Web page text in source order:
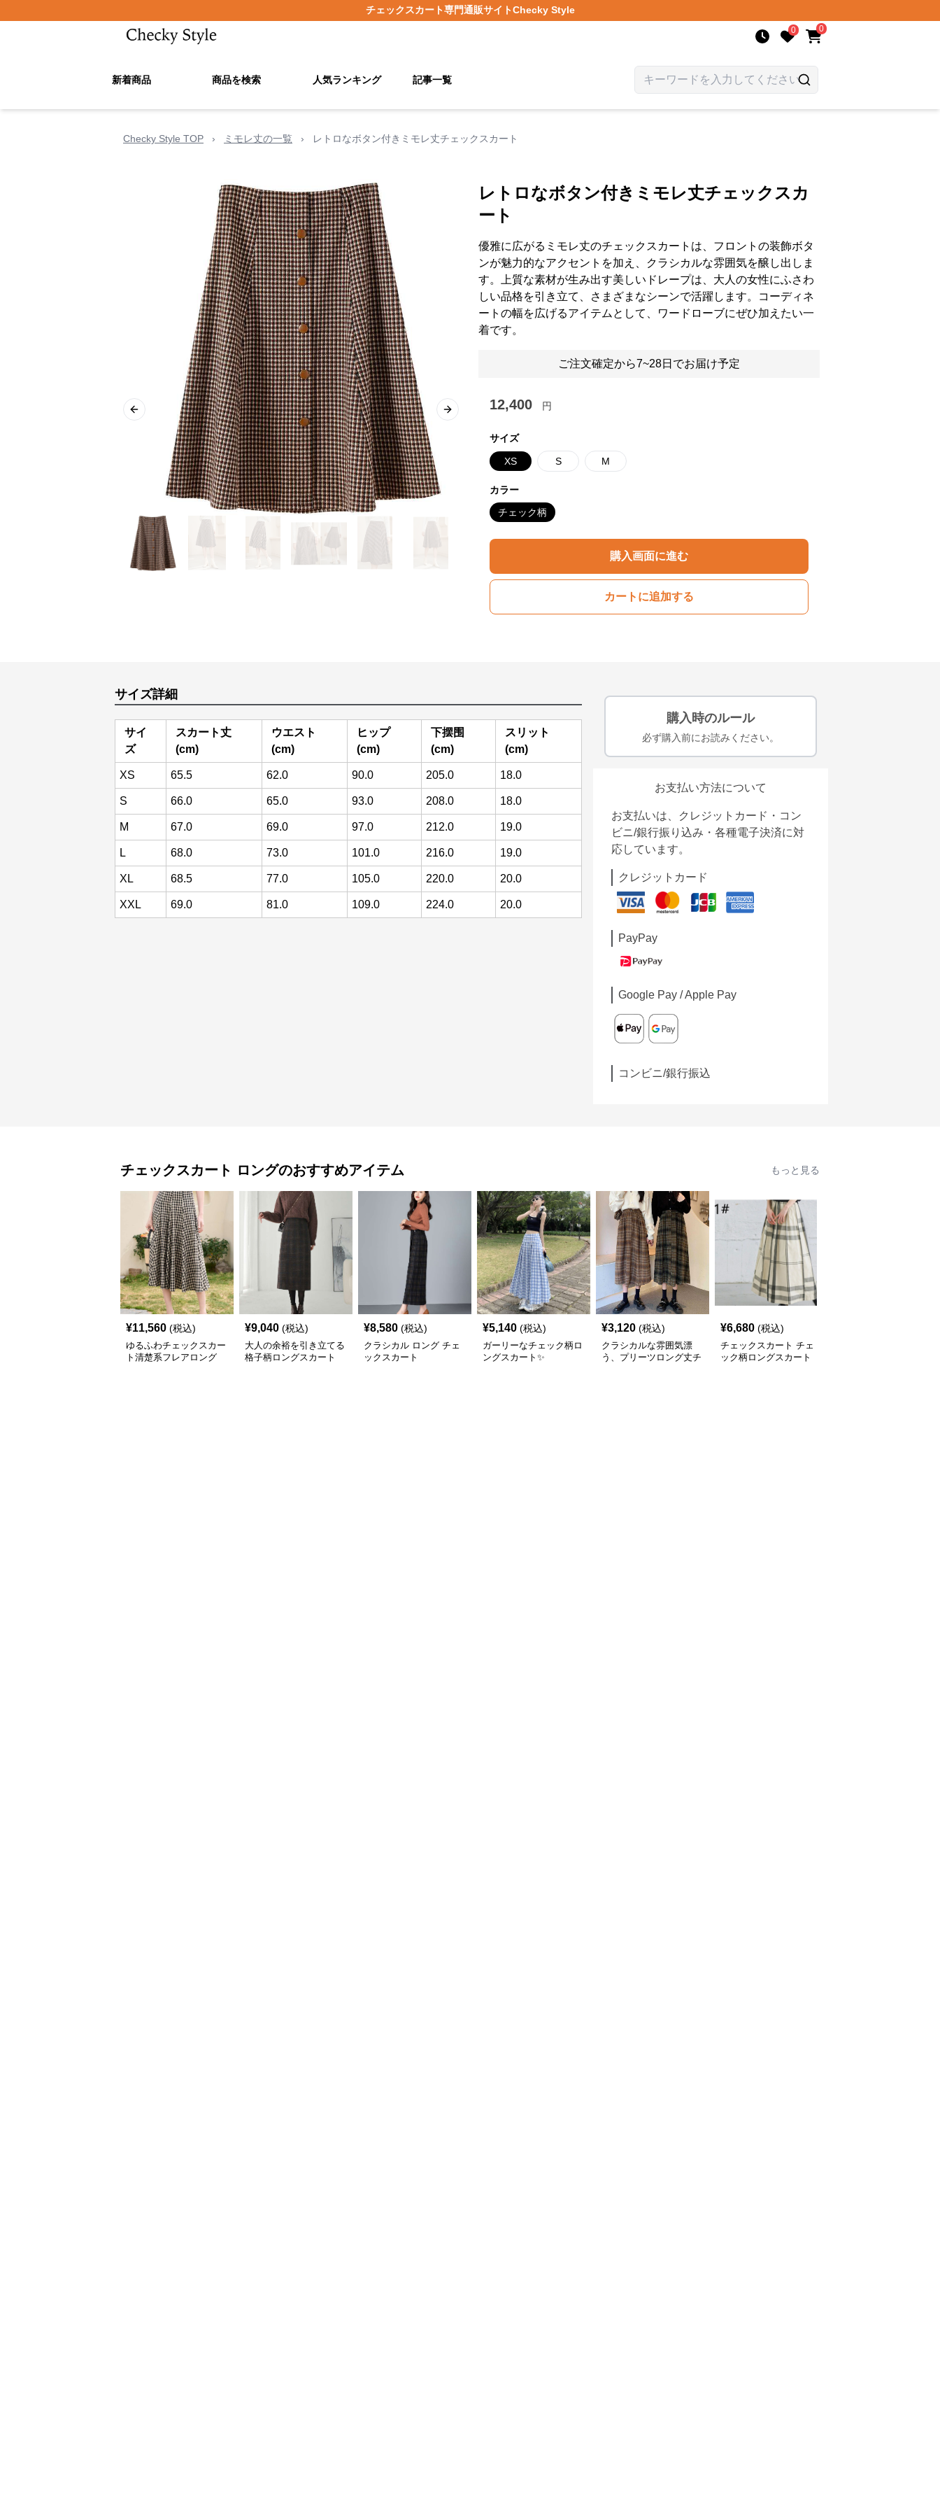
チェックスカート専門通販サイトChecky Style
0 0
新着商品 商品を検索 人気ランキング 記事一覧
Checky Style TOP › ミモレ丈の一覧 › レトロなボタン付きミモレ丈チェックスカート
Previous slide Next slide
レトロなボタン付きミモレ丈チェックスカ
ート
優雅に広がるミモレ丈のチェックスカートは、フロントの装飾ボタ
ンが魅力的なアクセントを加え、クラシカルな雰囲気を醸し出しま
す。上質な素材が生み出す美しいドレープは、大人の女性にふさわ
しい品格を引き立て、さまざまなシーンで活躍します。コーディネ
ートの幅を広げるアイテムとして、ワードローブにぜひ加えたい一
着です。
ご注文確定から7~28日でお届け予定
12,400 円
サイズ
XS S M
カラー
チェック柄
購入画面に進む
カートに追加する
サイズ詳細
サイ
ズ
スカート丈
(cm)
ウエスト
(cm)
ヒップ
(cm)
下摆围
(cm)
スリット
(cm)
XS 65.5 62.0 90.0 205.0 18.0
S 66.0 65.0 93.0 208.0 18.0
M 67.0 69.0 97.0 212.0 19.0
L 68.0 73.0 101.0 216.0 19.0
XL 68.5 77.0 105.0 220.0 20.0
XXL 69.0 81.0 109.0 224.0 20.0
購入時のルール
必ず購入前にお読みください。
お支払い方法について
お支払いは、クレジットカード・コン
ビニ/銀行振り込み・各種電子決済に対
応しています。
クレジットカード
PayPay
Google Pay / Apple Pay
コンビニ/銀行振込
チェックスカート ロングのおすすめアイテム もっと見る
¥11,560 (税込)
ゆるふわチェックスカー
ト清楚系フレアロング
¥9,040 (税込)
大人の余裕を引き立てる
格子柄ロングスカート
¥8,580 (税込)
クラシカル ロング チェ
ックスカート
¥5,140 (税込)
ガーリーなチェック柄ロ
ングスカート✨
¥3,120 (税込)
クラシカルな雰囲気漂
う、プリーツロング丈チ
¥6,680 (税込)
チェックスカート チェ
ック柄ロングスカート